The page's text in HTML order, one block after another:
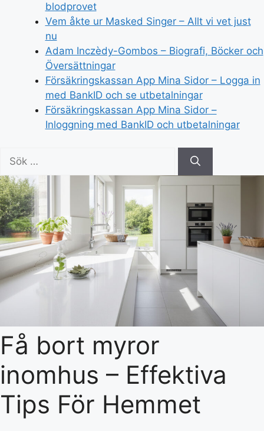
blodprovet
Vem åkte ur Masked Singer – Allt vi vet just
nu
Adam Inczèdy-Gombos – Biografi, Böcker och
Översättningar
Försäkringskassan App Mina Sidor – Logga in
med BankID och se utbetalningar
Försäkringskassan App Mina Sidor –
Inloggning med BankID och utbetalningar
efter:
Få bort myror
inomhus – Effektiva
Tips För Hemmet